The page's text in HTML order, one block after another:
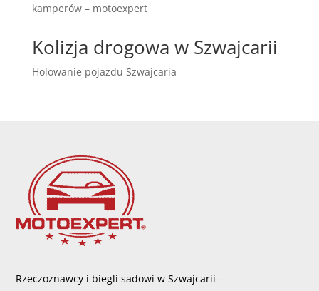
kamperów – motoexpert
Kolizja drogowa w Szwajcarii
Holowanie pojazdu Szwajcaria
Rzeczoznawcy i biegli sadowi w Szwajcarii –